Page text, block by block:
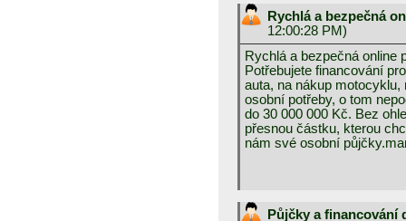
Rychlá a bezpečná
12:00:28 PM)
Rychlá a bezpečná online
Potřebujete financování
auta, na nákup
osobní potřeby, o tom
do 30 000 000 Kč. Bez
přesnou částku, kterou
nám své osobní
Půjčky a financování